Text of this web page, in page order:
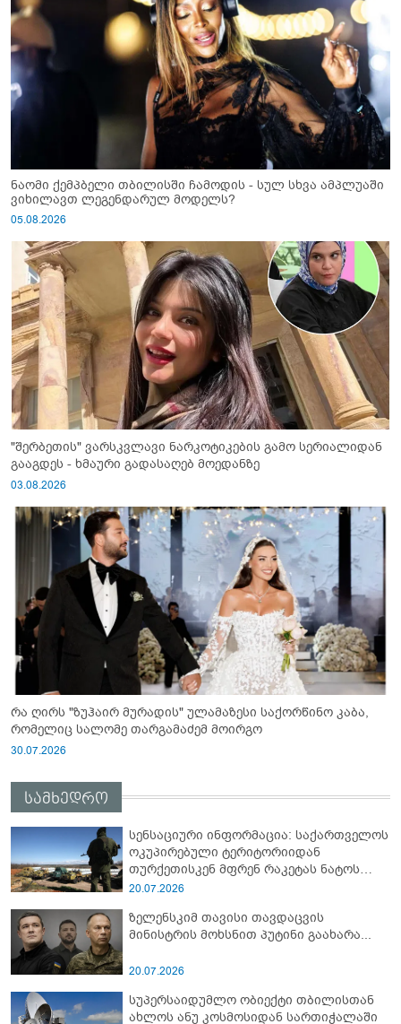
ნაომი ქემპბელი თბილისში ჩამოდის - სულ სხვა ამპლუაში
ვიხილავთ ლეგენდარულ მოდელს?
05.08.2026
"შერბეთის" ვარსკვლავი ნარკოტიკების გამო სერიალიდან
გააგდეს - ხმაური გადასაღებ მოედანზე
03.08.2026
რა ღირს "ზუჰაირ მურადის" ულამაზესი საქორწინო კაბა,
რომელიც სალომე თარგამაძემ მოირგო
30.07.2026
სამხედრო
სენსაციური ინფორმაცია: საქართველოს
ოკუპირებული ტერიტორიიდან
თურქეთისკენ მფრენ რაკეტას ნატოს
სამიტი კინაღამ ჩაუშლია
20.07.2026
ზელენსკიმ თავისი თავდაცვის
მინისტრის მოხსნით პუტინი გაახარა...
20.07.2026
სუპერსაიდუმლო ობიექტი თბილისთან
ახლოს ანუ კოსმოსიდან სართიჭალაში